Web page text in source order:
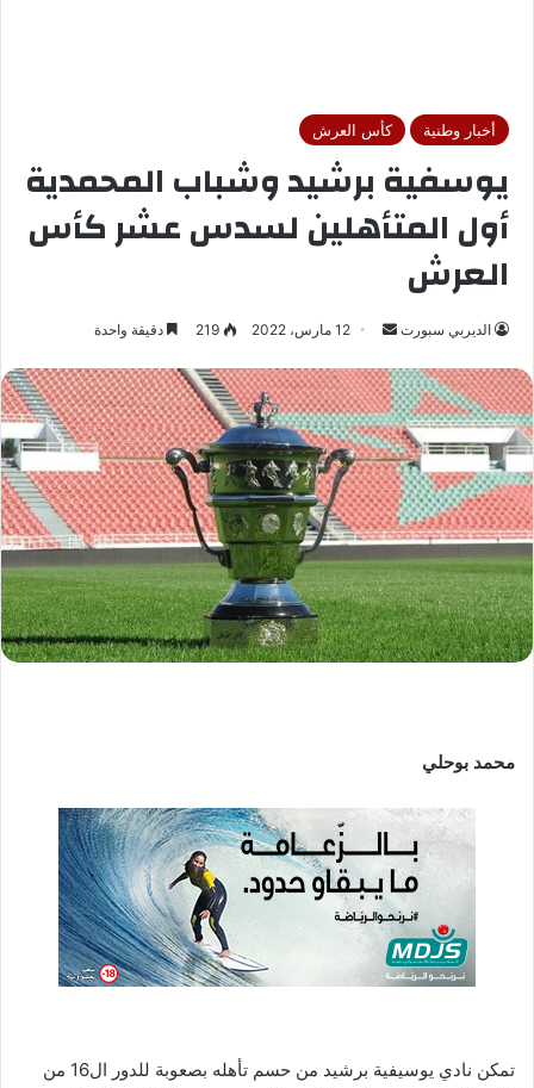
أخبار وطنية كأس العرش
يوسفية برشيد وشباب المحمدية
أول المتأهلين لسدس عشر كأس
العرش
الديربي سبورت
س
ل
ب
ر
ي
د
ا
إ
ل
ك
12 مارس، 2022 219 دقيقة واحدة
محمد بوحلي
تمكن نادي يوسيفية برشيد من حسم تأهله بصعوبة للدور ال16 من